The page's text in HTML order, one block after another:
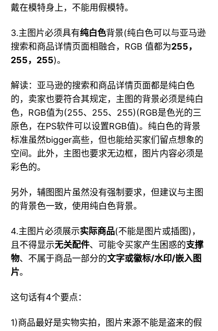
戴在模特身上，不能用假模特。
3.主图片必须具有纯白色背景(纯白色可以与亚马逊
搜索和商品详情页面相融合，RGB 值都为255，
255，255)。
解读：亚马逊的搜索和商品详情页面都是纯白色
的，卖家也要符合其规定，主图的背景必须是纯白
色，RGB值为(255、255、255)(RGB是色光的三
原色，在PS软件可以设置RGB值)。纯白色的背景
标准虽然bigger高些，但也能给买家们留点想象的
空间。此外，主图也要求无边框，图片内容必须是
彩色的。
另外，辅图图片虽然没有强制要求，但建议与主图
的背景色一致，使用纯白色背景。
4.主图片必须展示实际商品(不能是图片或插图)，
且不得显示无关配件、可能令买家产生困惑的支撑
物、不属于商品一部分的文字或徽标/水印/嵌入图
片。
这句话有4个要点：
1)商品最好是实物实拍，图片来源不能是盗来的假